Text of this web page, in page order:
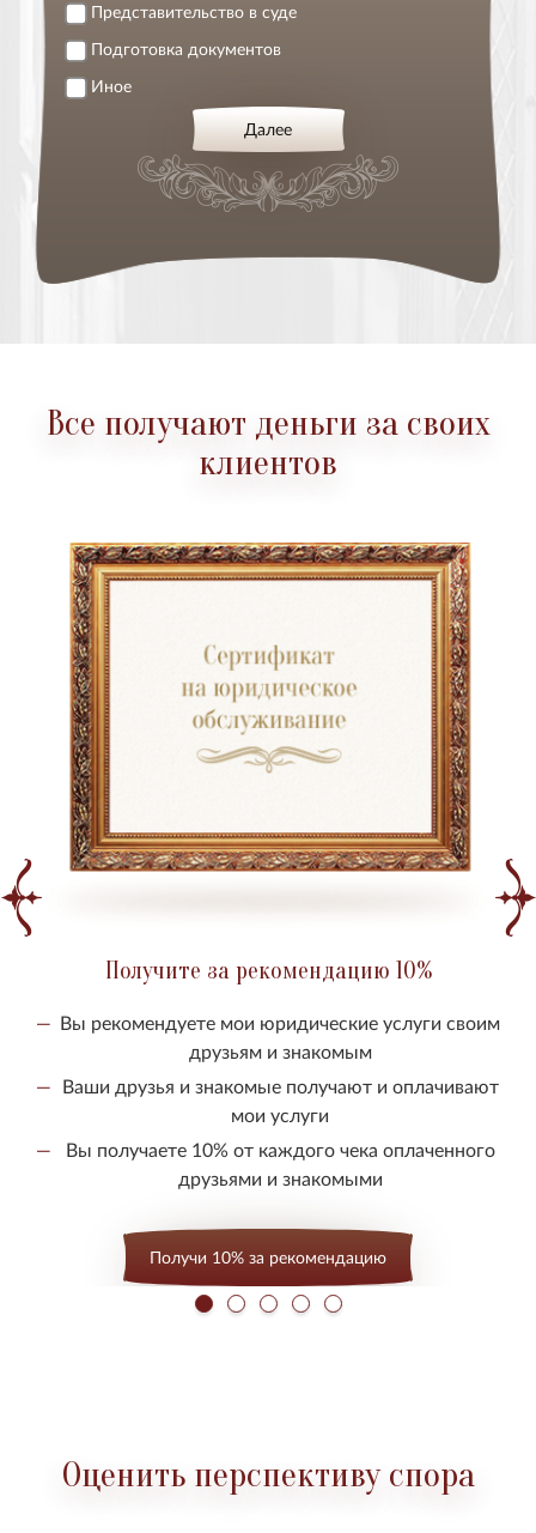
Представительство в суде
Подготовка документов
Иное
Далее
Все получают деньги за своих
клиентов
Получите за рекомендацию 10%
Вы рекомендуете мои юридические услуги своим
друзьям и знакомым
Ваши друзья и знакомые получают и оплачивают
мои услуги
Вы получаете 10% от каждого чека оплаченного
друзьями и знакомыми
Получи 10% за рекомендацию
Оценить перспективу спора